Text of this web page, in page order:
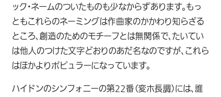
ック・ネームのついたものも少なからずあります。もっ
ともこれらのネーミングは作曲家のかかわり知らざる
ところ、創造のためのモチーフとは無関係で、たいてい
は他人のつけた文字どおりのあだ名なのですが、これら
はほかよりポピュラーになっています。
ハイドンのシンフォニーの第22番（変ホ長調）には、誰